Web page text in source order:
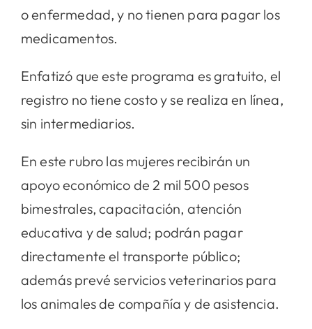
o enfermedad, y no tienen para pagar los
medicamentos.
Enfatizó que este programa es gratuito, el
registro no tiene costo y se realiza en línea,
sin intermediarios.
En este rubro las mujeres recibirán un
apoyo económico de 2 mil 500 pesos
bimestrales, capacitación, atención
educativa y de salud; podrán pagar
directamente el transporte público;
además prevé servicios veterinarios para
los animales de compañía y de asistencia.